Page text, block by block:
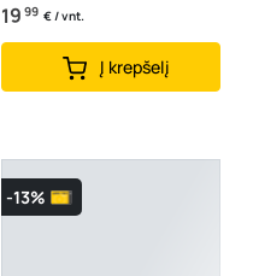
19 99 € / vnt.
Į krepšelį
-13%